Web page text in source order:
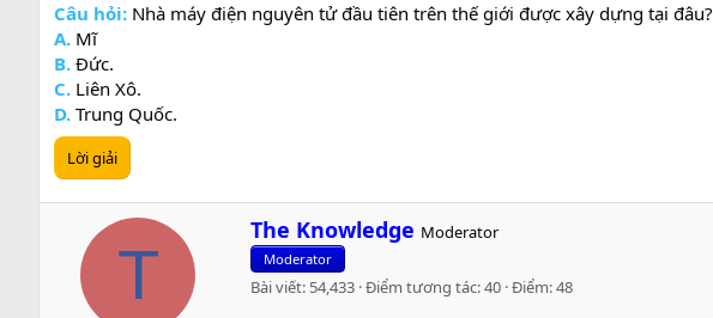
Câu hỏi: Nhà máy điện nguyên tử đầu tiên trên thế giới được xây dựng tại đâu?
A. Mĩ
B. Đức.
C. Liên Xô.
D. Trung Quốc.
Lời giải
T
W
r
i
t
The Knowledge Moderator
Moderator
Bài viết 54,433 Điểm tương tác 40 Điểm 48